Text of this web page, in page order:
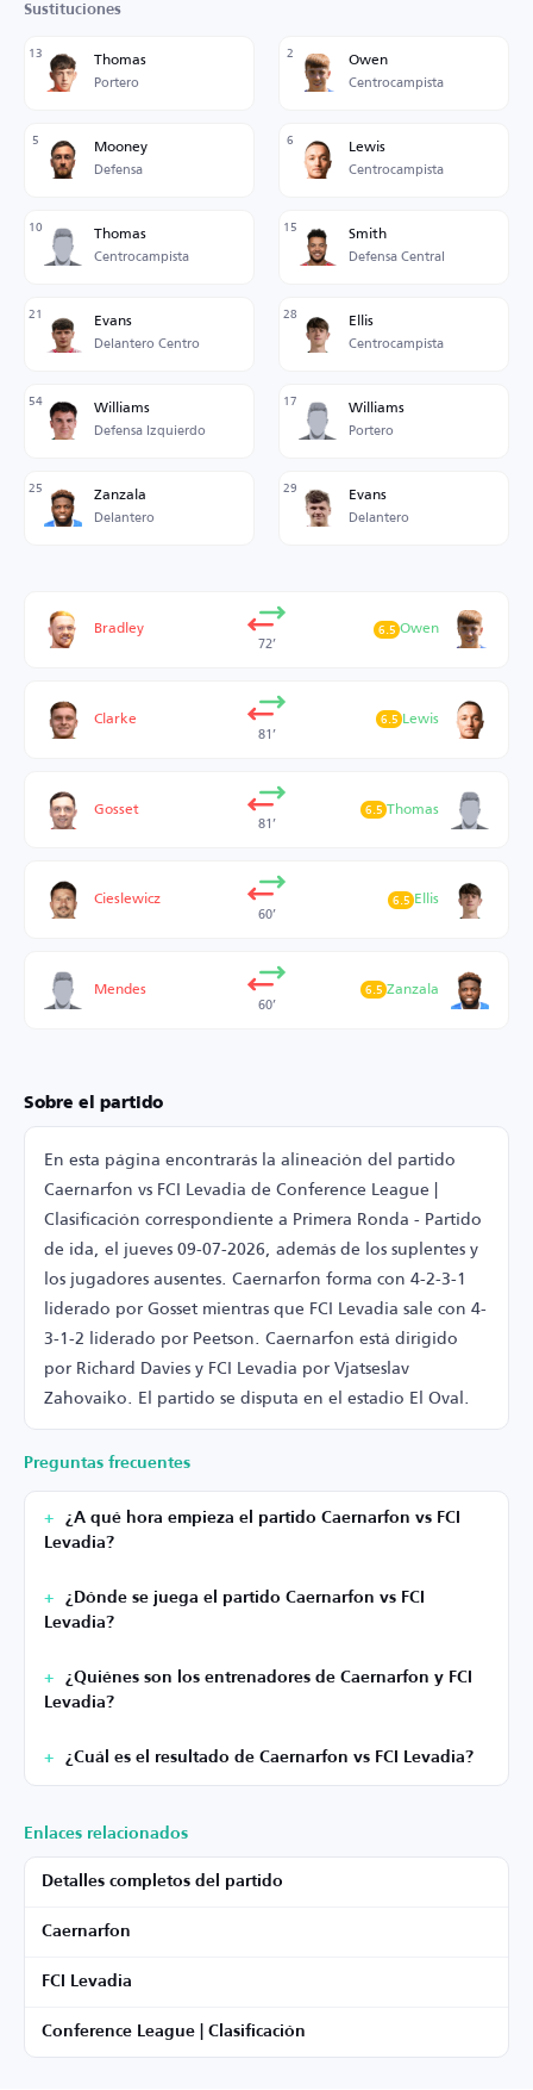
Sustituciones
13 Thomas
Portero
2 Owen
Centrocampista
5 Mooney
Defensa
6 Lewis
Centrocampista
10 Thomas
Centrocampista
15 Smith
Defensa Central
21 Evans
Delantero Centro
28 Ellis
Centrocampista
54 Williams
Defensa Izquierdo
17 Williams
Portero
25 Zanzala
Delantero
29 Evans
Delantero
Bradley
72’
Owen
6.5
Clarke
81’
Lewis
6.5
Gosset
81’
Thomas
6.5
Cieslewicz
60’
Ellis
6.5
Mendes
60’
Zanzala
6.5
Sobre el partido
En esta página encontrarás la alineación del partido
Caernarfon vs FCI Levadia de Conference League |
Clasificación correspondiente a Primera Ronda - Partido
de ida, el jueves 09-07-2026, además de los suplentes y
los jugadores ausentes. Caernarfon forma con 4-2-3-1
liderado por Gosset mientras que FCI Levadia sale con 4-
3-1-2 liderado por Peetson. Caernarfon está dirigido
por Richard Davies y FCI Levadia por Vjatseslav
Zahovaiko. El partido se disputa en el estadio El Oval.
Preguntas frecuentes
¿A qué hora empieza el partido Caernarfon vs FCI
Levadia?
¿Dónde se juega el partido Caernarfon vs FCI
Levadia?
¿Quiénes son los entrenadores de Caernarfon y FCI
Levadia?
¿Cuál es el resultado de Caernarfon vs FCI Levadia?
Enlaces relacionados
Detalles completos del partido
Caernarfon
FCI Levadia
Conference League | Clasificación